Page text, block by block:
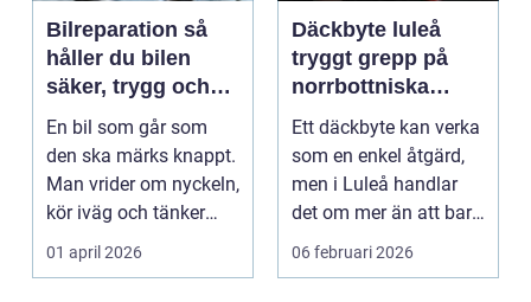
Bilreparation så
håller du bilen
säker, trygg och
ekonomisk
En bil som går som
den ska märks knappt.
Man vrider om nyckeln,
kör iväg och tänker
inte mer på det....
01 april 2026
Däckbyte luleå
tryggt grepp på
norrbottniska
vägar
Ett däckbyte kan verka
som en enkel åtgärd,
men i Luleå handlar
det om mer än att bara
byta gummi mo...
06 februari 2026